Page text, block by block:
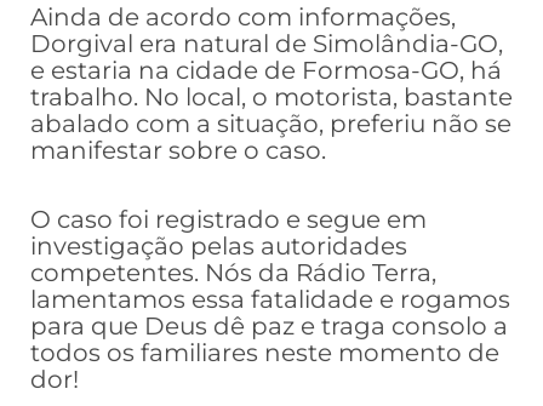
Ainda de acordo com informações,
Dorgival era natural de Simolândia-GO,
e estaria na cidade de Formosa-GO, há
trabalho. No local, o motorista, bastante
abalado com a situação, preferiu não se
manifestar sobre o caso.
O caso foi registrado e segue em
investigação pelas autoridades
competentes. Nós da Rádio Terra,
lamentamos essa fatalidade e rogamos
para que Deus dê paz e traga consolo a
todos os familiares neste momento de
dor!